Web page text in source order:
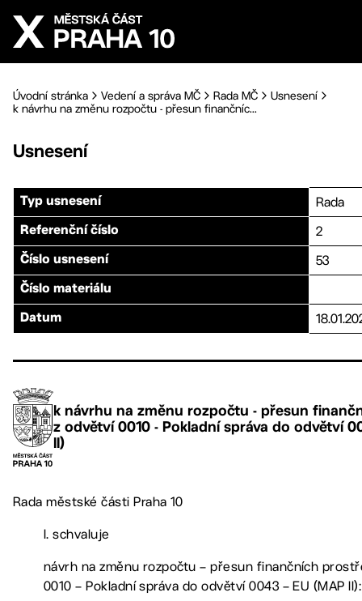
Přejít na hlavní obsah
Úvodní stránka Vedení a správa MČ Rada MČ
Usnesení
k návrhu na změnu rozpočtu - přesun finančníc...
Usnesení
Typ usnesení Rada
Referenční číslo 2
Číslo usnesení 53
Číslo materiálu
Datum
k návrhu na změnu rozpočtu - přesun
z odvětví 0010 - Pokladní správa do odvětví
II)
Rada městské části Praha 10
I. schvaluje
návrh na změnu rozpočtu – přesun finančních
0010 – Pokladní správa do odvětví 0043 – EU (MAP II):